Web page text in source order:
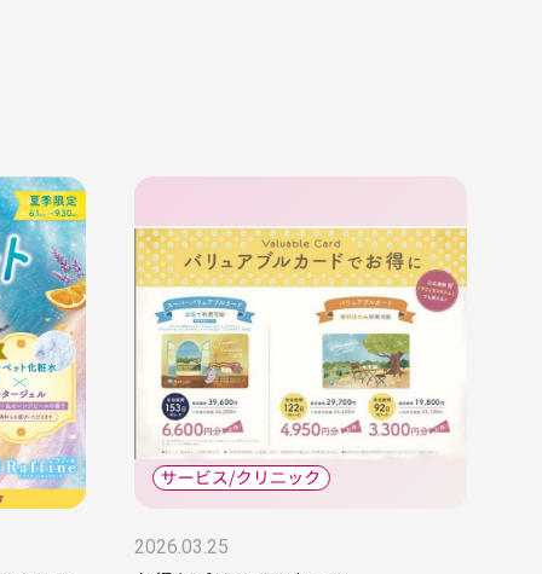
2026.03.25